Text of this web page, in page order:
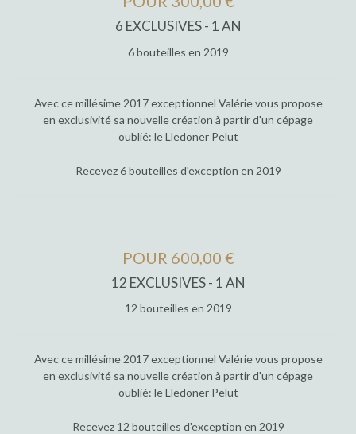
6 EXCLUSIVES - 1 AN
6 bouteilles en 2019
Avec ce millésime 2017 exceptionnel Valérie vous propose
en exclusivité sa nouvelle création à partir d'un cépage
oublié: le Lledoner Pelut
Recevez 6 bouteilles d'exception en 2019
POUR 600,00 €
12 EXCLUSIVES - 1 AN
12 bouteilles en 2019
Avec ce millésime 2017 exceptionnel Valérie vous propose
en exclusivité sa nouvelle création à partir d'un cépage
oublié: le Lledoner Pelut
Recevez 12 bouteilles d'exception en 2019